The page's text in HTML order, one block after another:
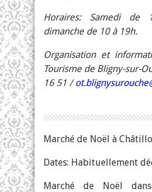
Horaires: Samedi
dimanche de 10 à 19h.
Organisation et
Tourisme de Bligny-sur-
16 51 /
Marché de Noël à
Dates: Habituellement
Marché de Noël